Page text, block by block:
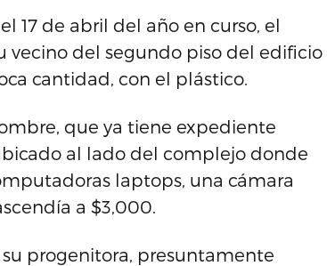
17 de abril del año en curso, el
vecino del segundo piso del edificio
cantidad, con el plástico.
que ya tiene expediente
al lado del complejo donde
laptops, una cámara
a $3,000.
progenitora, presuntamente